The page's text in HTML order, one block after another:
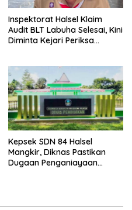
Inspektorat Halsel Klaim
Audit BLT Labuha Selesai, Kini
Diminta Kejari Periksa
Kepsek SDN 84 Halsel
Mangkir, Diknas Pastikan
Dugaan Penganiayaan